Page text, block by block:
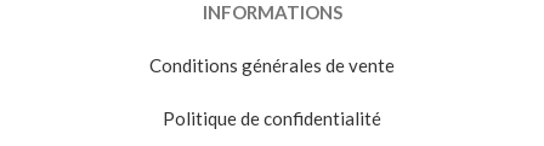
INFORMATIONS
Conditions générales de vente
Politique de confidentialité